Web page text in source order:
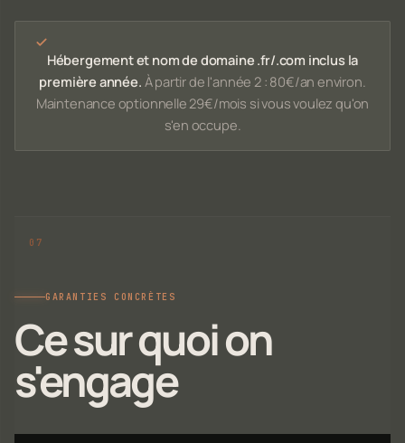
Hébergement et nom de domaine .fr/.com inclus la
première année. À partir de l'année 2 : 80€/an environ.
Maintenance optionnelle 29€/mois si vous voulez qu'on
s'en occupe.
GARANTIES CONCRÈTES
Ce sur quoi on
s'engage